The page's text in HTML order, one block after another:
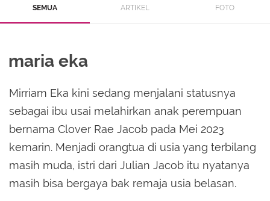
SEMUA ARTIKEL FOTO
maria eka
Mirriam Eka kini sedang menjalani statusnya
sebagai ibu usai melahirkan anak perempuan
bernama Clover Rae Jacob pada Mei 2023
kemarin. Menjadi orangtua di usia yang terbilang
masih muda, istri dari Julian Jacob itu nyatanya
masih bisa bergaya bak remaja usia belasan.